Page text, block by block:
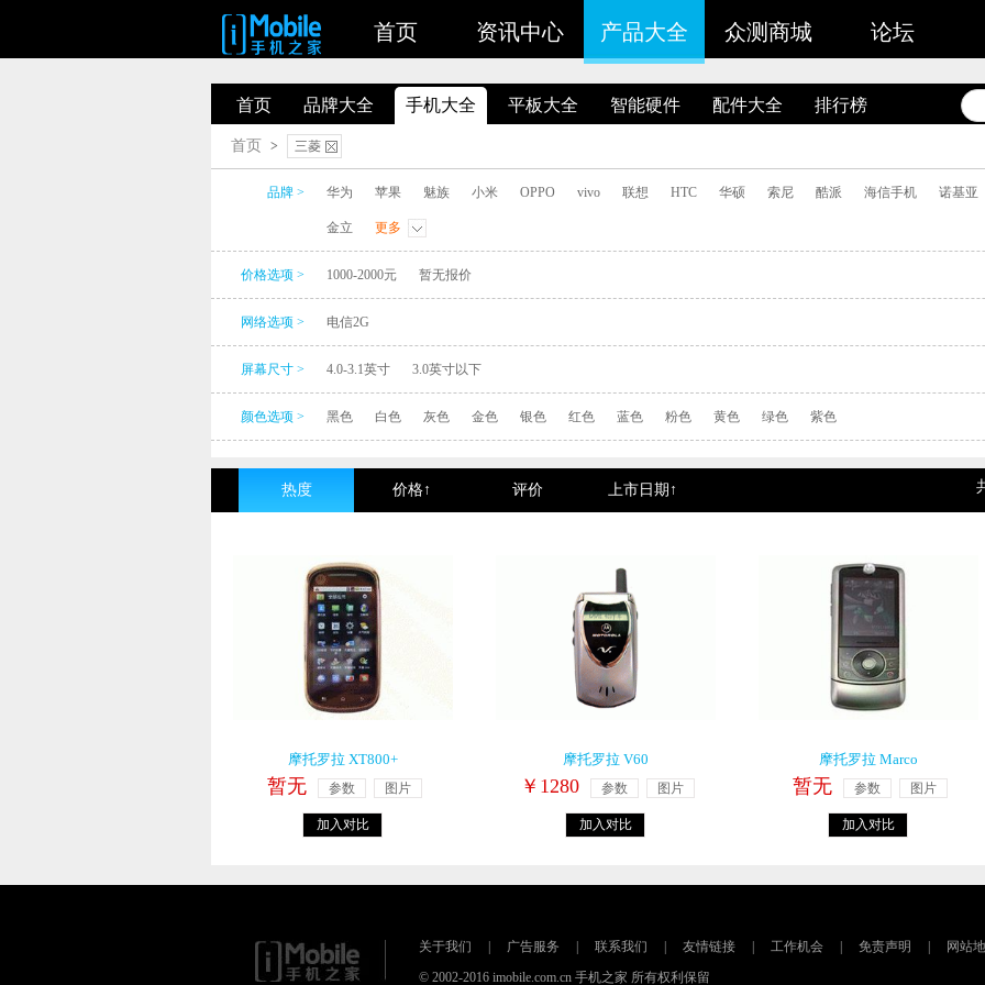
首页 资讯中心 产品大全 众测商城 论坛
首页 品牌大全 手机大全 平板大全 智能硬件 配件大全 排行榜
首页 > 三菱
品牌 > 华为 苹果 魅族 小米 OPPO vivo 联想 HTC 华硕 索尼 酷派 海信手机 诺基亚
金立 更多
价格选项 > 1000-2000元 暂无报价
网络选项 > 电信2G
屏幕尺寸 > 4.0-3.1英寸 3.0英寸以下
颜色选项 > 黑色 白色 灰色 金色 银色 红色 蓝色 粉色 黄色 绿色 紫色
热度 价格↑ 评价 上市日期↑
摩托罗拉 XT800+
暂无 参数 图片
加入对比
摩托罗拉 V60
￥1280 参数 图片
加入对比
摩托罗拉 Marco
暂无 参数 图片
加入对比
关于我们 广告服务 联系我们 友情链接 工作机会 免责声明 网站
© 2002-2016 imobile.com.cn 手机之家 所有权利保留